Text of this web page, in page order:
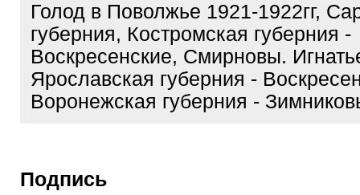
Голод в Поволжье 1921-1922гг,
губерния, Костромская губерния -
Воскресенские, Смирновы.
Ярославская губерния -
Воронежская губерния -
Подпись